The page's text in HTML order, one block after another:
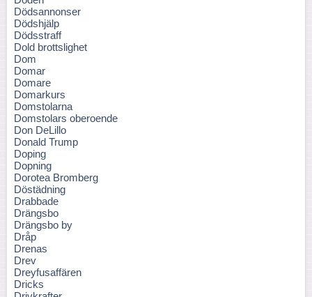
Dödsannonser
Dödshjälp
Dödsstraff
Dold brottslighet
Dom
Domar
Domare
Domarkurs
Domstolarna
Domstolars oberoende
Don DeLillo
Donald Trump
Doping
Dopning
Dorotea Bromberg
Döstädning
Drabbade
Drängsbo
Drängsbo by
Dråp
Drenas
Drev
Dreyfusaffären
Dricks